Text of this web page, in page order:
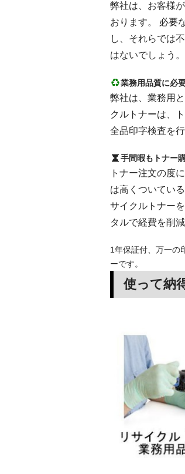
弊社は、お客様
おります。 必要
し、それらでは
はないでしょう
業務用品質に必
弊社は、業務用
クルトナーは、
全品印字検査を行
手間暇もトナー
トナー注文の度
は高くついてい
サイクルトナー
タルで経費を削
1年保証付、万一の
ーです。
使って納